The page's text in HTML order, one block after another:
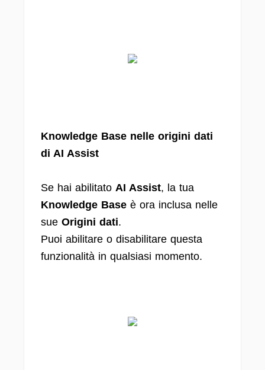
Knowledge Base nelle origini dati
di AI Assist
Se hai abilitato AI Assist, la tua
Knowledge Base è ora inclusa nelle
sue Origini dati.
Puoi abilitare o disabilitare questa
funzionalità in qualsiasi momento.